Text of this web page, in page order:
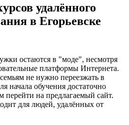
удалённого
в Егорьевске
остаются в "моде", несмотря
платформы Интернета.
не нужно переезжать в
начала обучения достаточно
перейти на предлагаемый сайт.
для людей, удалённых от